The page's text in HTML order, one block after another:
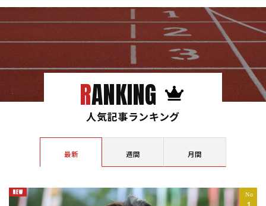
RANKING
人気記事ランキング
最新 週間 月間